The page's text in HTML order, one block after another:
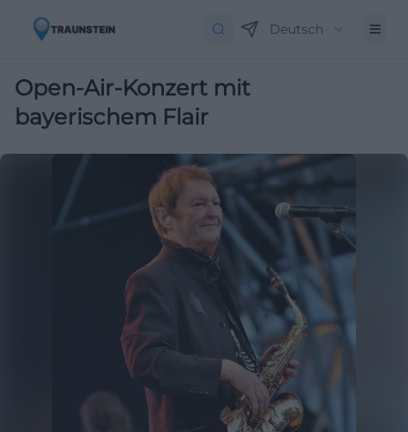
Deutsch
Open-Air-Konzert mit
bayerischem Flair